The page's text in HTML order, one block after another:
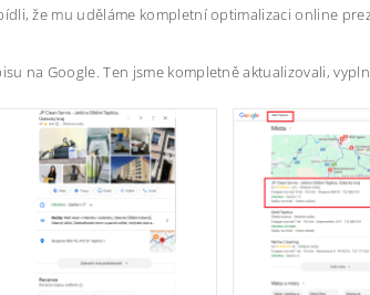
že mu uděláme kompletní optimalizaci online
na Google. Ten jsme kompletně aktualizovali,